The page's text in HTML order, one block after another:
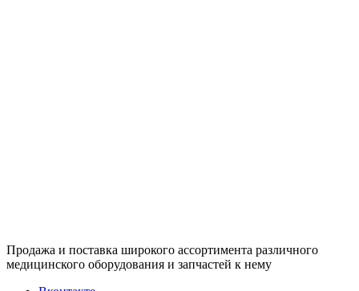
Продажа и поставка широкого ассортимента различного
медицинского оборудования и запчастей к нему